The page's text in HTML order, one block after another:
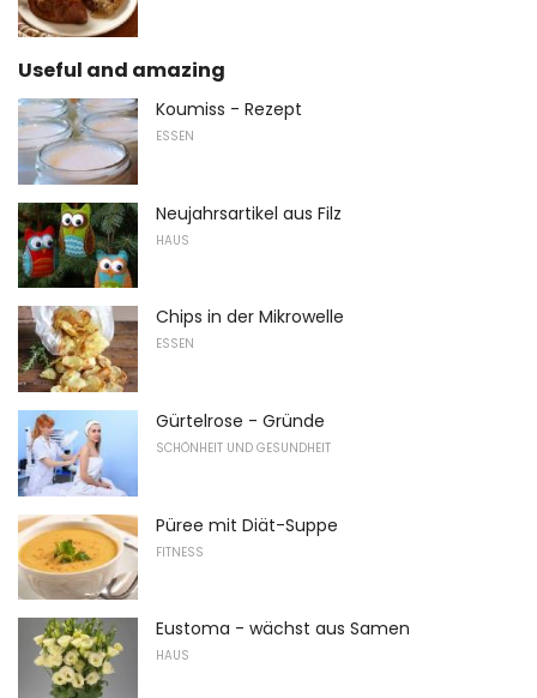
Useful and amazing
Koumiss - Rezept
ESSEN
Neujahrsartikel aus Filz
HAUS
Chips in der Mikrowelle
ESSEN
Gürtelrose - Gründe
SCHÖNHEIT UND GESUNDHEIT
Püree mit Diät-Suppe
FITNESS
Eustoma - wächst aus Samen
HAUS